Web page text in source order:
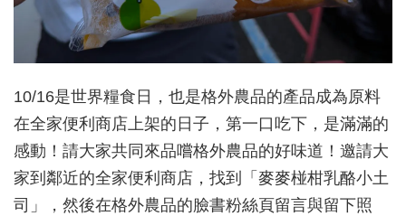
10/16是世界糧食日，也是格外農品的產品成為原料
在全家便利商店上架的日子，第一口吃下，是滿滿的
感動！請大家共同來品嚐格外農品的好味道！邀請大
家到鄰近的全家便利商店，找到「麥麥椪柑乳酪小土
司」，然後在格外農品的臉書粉絲頁留言與留下照